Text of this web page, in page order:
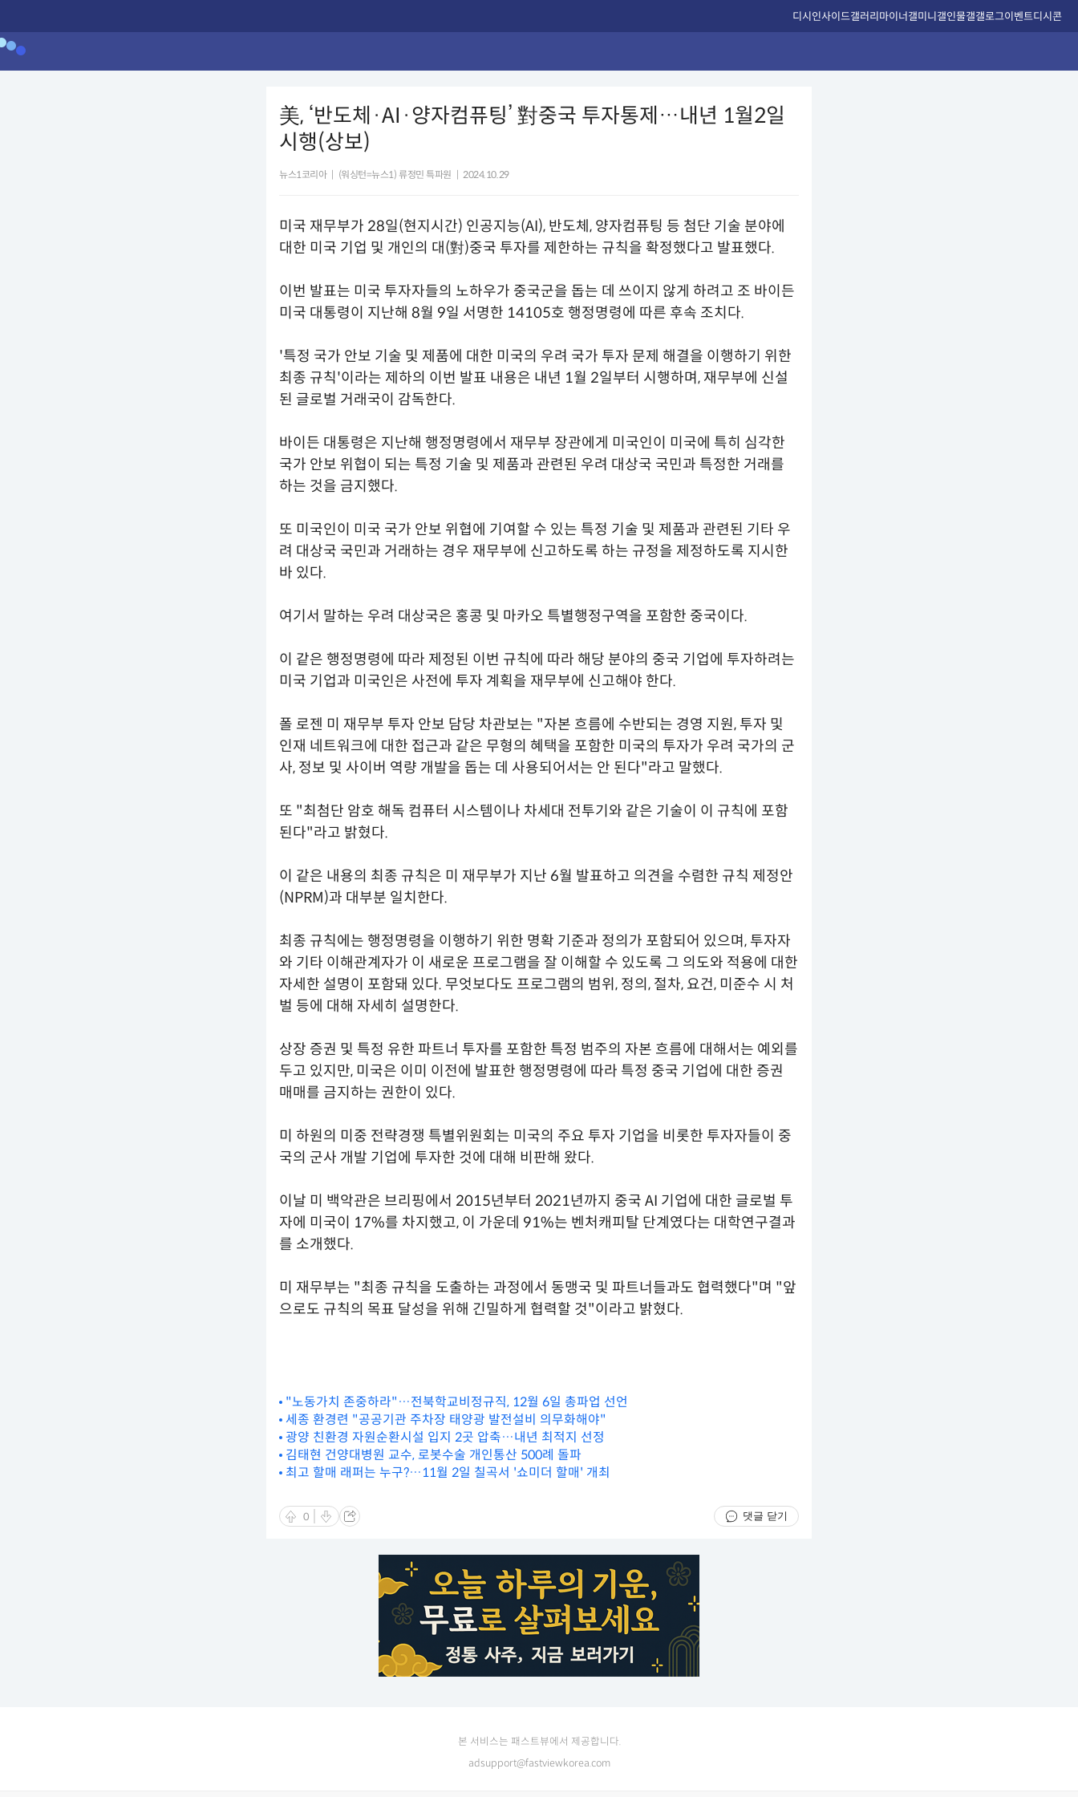
디시인사이드갤러리마이너갤미니갤인물갤갤로그이벤트디시콘
美, ‘반도체·AI·양자컴퓨팅’ 對중국 투자통제…내년 1월2일
시행(상보)
뉴스1코리아 (워싱턴=뉴스1) 류정민 특파원 2024.10.29
미국 재무부가 28일(현지시간) 인공지능(AI), 반도체, 양자컴퓨팅 등 첨단 기술 분야에
대한 미국 기업 및 개인의 대(對)중국 투자를 제한하는 규칙을 확정했다고 발표했다.
이번 발표는 미국 투자자들의 노하우가 중국군을 돕는 데 쓰이지 않게 하려고 조 바이든
미국 대통령이 지난해 8월 9일 서명한 14105호 행정명령에 따른 후속 조치다.
'특정 국가 안보 기술 및 제품에 대한 미국의 우려 국가 투자 문제 해결을 이행하기 위한
최종 규칙'이라는 제하의 이번 발표 내용은 내년 1월 2일부터 시행하며, 재무부에 신설
된 글로벌 거래국이 감독한다.
바이든 대통령은 지난해 행정명령에서 재무부 장관에게 미국인이 미국에 특히 심각한
국가 안보 위협이 되는 특정 기술 및 제품과 관련된 우려 대상국 국민과 특정한 거래를
하는 것을 금지했다.
또 미국인이 미국 국가 안보 위협에 기여할 수 있는 특정 기술 및 제품과 관련된 기타 우
려 대상국 국민과 거래하는 경우 재무부에 신고하도록 하는 규정을 제정하도록 지시한
바 있다.
여기서 말하는 우려 대상국은 홍콩 및 마카오 특별행정구역을 포함한 중국이다.
이 같은 행정명령에 따라 제정된 이번 규칙에 따라 해당 분야의 중국 기업에 투자하려는
미국 기업과 미국인은 사전에 투자 계획을 재무부에 신고해야 한다.
폴 로젠 미 재무부 투자 안보 담당 차관보는 "자본 흐름에 수반되는 경영 지원, 투자 및
인재 네트워크에 대한 접근과 같은 무형의 혜택을 포함한 미국의 투자가 우려 국가의 군
사, 정보 및 사이버 역량 개발을 돕는 데 사용되어서는 안 된다"라고 말했다.
또 "최첨단 암호 해독 컴퓨터 시스템이나 차세대 전투기와 같은 기술이 이 규칙에 포함
된다"라고 밝혔다.
이 같은 내용의 최종 규칙은 미 재무부가 지난 6월 발표하고 의견을 수렴한 규칙 제정안
(NPRM)과 대부분 일치한다.
최종 규칙에는 행정명령을 이행하기 위한 명확 기준과 정의가 포함되어 있으며, 투자자
와 기타 이해관계자가 이 새로운 프로그램을 잘 이해할 수 있도록 그 의도와 적용에 대한
자세한 설명이 포함돼 있다. 무엇보다도 프로그램의 범위, 정의, 절차, 요건, 미준수 시 처
벌 등에 대해 자세히 설명한다.
상장 증권 및 특정 유한 파트너 투자를 포함한 특정 범주의 자본 흐름에 대해서는 예외를
두고 있지만, 미국은 이미 이전에 발표한 행정명령에 따라 특정 중국 기업에 대한 증권
매매를 금지하는 권한이 있다.
미 하원의 미중 전략경쟁 특별위원회는 미국의 주요 투자 기업을 비롯한 투자자들이 중
국의 군사 개발 기업에 투자한 것에 대해 비판해 왔다.
이날 미 백악관은 브리핑에서 2015년부터 2021년까지 중국 AI 기업에 대한 글로벌 투
자에 미국이 17%를 차지했고, 이 가운데 91%는 벤처캐피탈 단계였다는 대학연구결과
를 소개했다.
미 재무부는 "최종 규칙을 도출하는 과정에서 동맹국 및 파트너들과도 협력했다"며 "앞
으로도 규칙의 목표 달성을 위해 긴밀하게 협력할 것"이라고 밝혔다.
"노동가치 존중하라"…전북학교비정규직, 12월 6일 총파업 선언
세종 환경련 "공공기관 주차장 태양광 발전설비 의무화해야"
광양 친환경 자원순환시설 입지 2곳 압축…내년 최적지 선정
김태현 건양대병원 교수, 로봇수술 개인통산 500례 돌파
최고 할매 래퍼는 누구?…11월 2일 칠곡서 '쇼미더 할매' 개최
0 댓글 닫기
본 서비스는 패스트뷰에서 제공합니다.
adsupport@fastviewkorea.com